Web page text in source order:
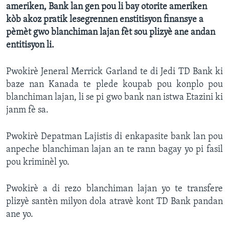
ameriken, Bank lan gen pou li bay otorite ameriken
kòb akoz pratik lesegrennen enstitisyon finansye a
pèmèt gwo blanchiman lajan fèt sou plizyè ane andan
entitisyon li.
Pwokirè Jeneral Merrick Garland te di Jedi TD Bank ki
baze nan Kanada te plede koupab pou konplo pou
blanchiman lajan, li se pi gwo bank nan istwa Etazini ki
janm fè sa.
Pwokirè Depatman Lajistis di enkapasite bank lan pou
anpeche blanchiman lajan an te rann bagay yo pi fasil
pou kriminèl yo.
Pwokirè a di rezo blanchiman lajan yo te transfere
plizyè santèn milyon dola atravè kont TD Bank pandan
ane yo.